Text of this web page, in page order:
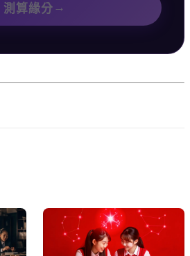
測算緣分 →